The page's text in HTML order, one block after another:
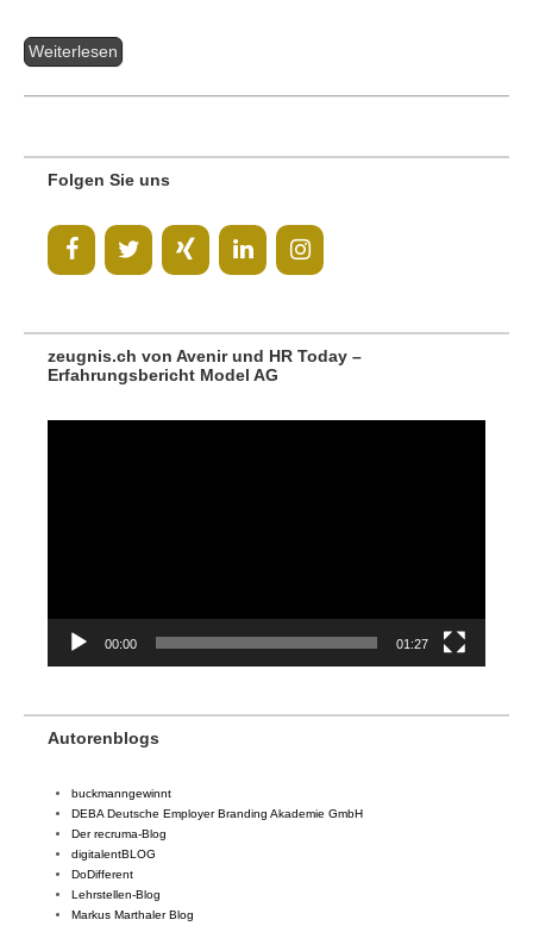
Weiterlesen
Folgen Sie uns
zeugnis.ch von Avenir und HR Today –
Erfahrungsbericht Model AG
00:00 01:27
Autorenblogs
buckmanngewinnt
DEBA Deutsche Employer Branding Akademie GmbH
Der recruma-Blog
digitalentBLOG
DoDifferent
Lehrstellen-Blog
Markus Marthaler Blog